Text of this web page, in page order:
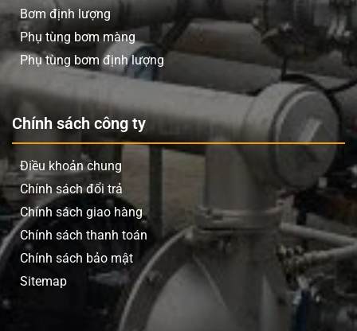
Bơm định lượng
Phụ tùng bơm màng
Phụ tùng bơm định lượng
Chính sách công ty
Điều khoản chung
Chính sách đổi trả
Chính sách giao hàng
Chính sách thanh toán
Chính sách bảo mật
Sitemap